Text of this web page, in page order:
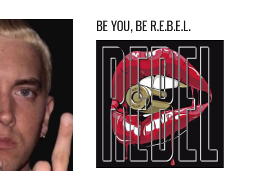
BE YOU, BE R.E.B.E.L.